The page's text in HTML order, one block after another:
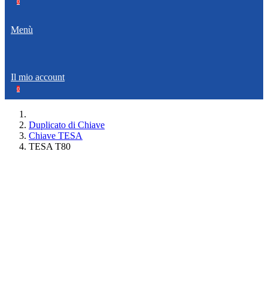
0
Menù
Il mio account
0
Duplicato di Chiave
Chiave TESA
TESA T80